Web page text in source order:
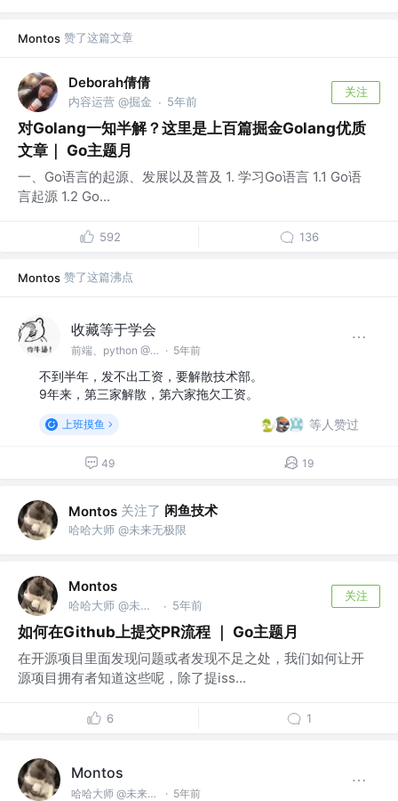
Montos 赞了这篇文章
Deborah倩倩
内容运营 @掘金 · 5年前
关注
对Golang一知半解？这里是上百篇掘金Golang优质
文章｜ Go主题月
一、Go语言的起源、发展以及普及 1. 学习Go语言 1.1 Go语
言起源 1.2 Go...
592 136
Montos 赞了这篇沸点
收藏等于学会
前端、python @35就会失业集团 · 5年前
不到半年，发不出工资，要解散技术部。
9年来，第三家解散，第六家拖欠工资。
上班摸鱼 等人赞过
49 19
Montos 关注了 闲鱼技术
哈哈大师 @未来无极限
Montos
哈哈大师 @未来无极限 · 5年前
关注
如何在Github上提交PR流程 ｜ Go主题月
在开源项目里面发现问题或者发现不足之处，我们如何让开
源项目拥有者知道这些呢，除了提iss...
6 1
Montos
哈哈大师 @未来无极限 · 5年前